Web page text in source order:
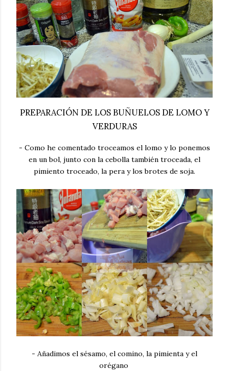
PREPARACIÓN DE LOS BUÑUELOS DE LOMO Y
VERDURAS
- Como he comentado troceamos el lomo y lo ponemos
en un bol, junto con la cebolla también troceada, el
pimiento troceado, la pera y los brotes de soja.
- Añadimos el sésamo, el comino, la pimienta y el
orégano